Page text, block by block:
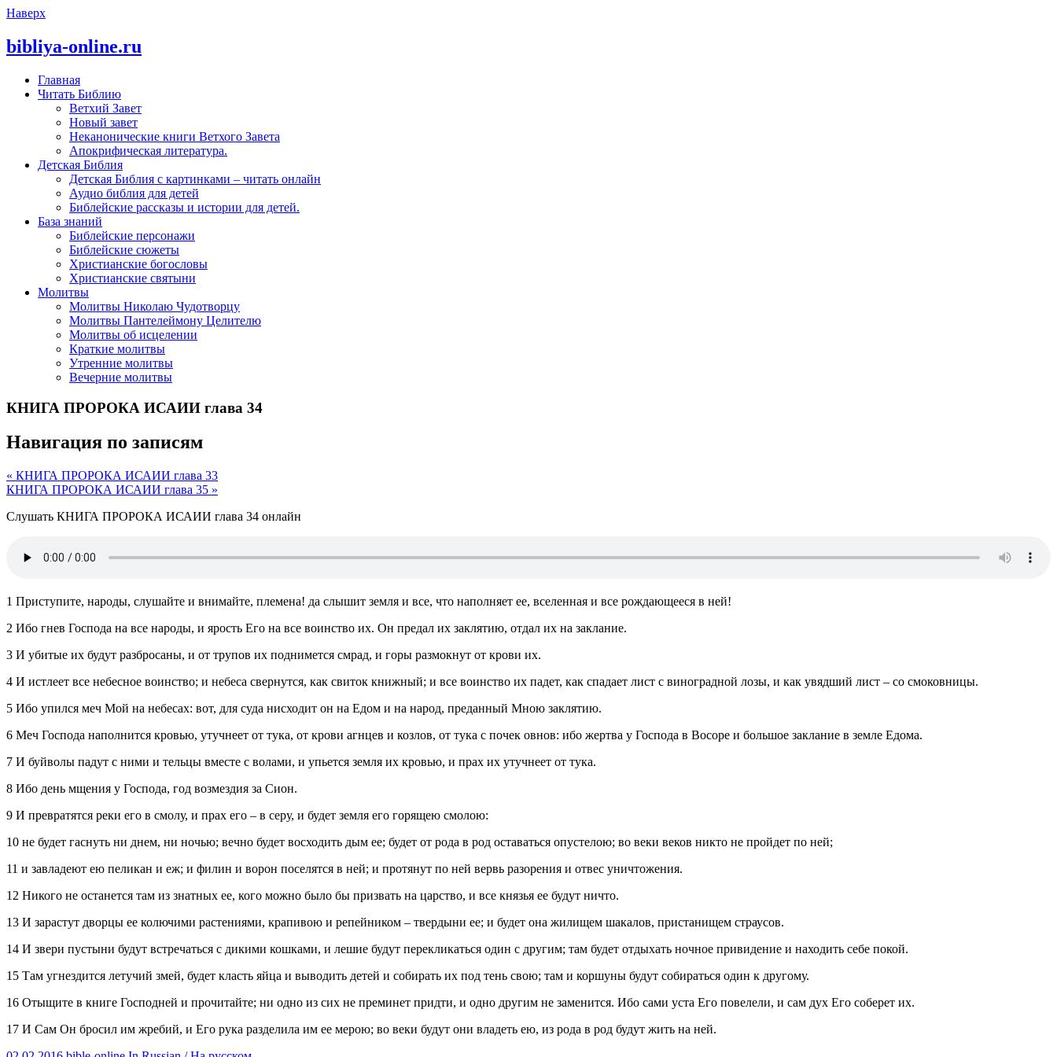
Наверх
bibliya-online.ru
Главная
Читать Библию
Ветхий Завет
Новый завет
Неканонические книги Ветхого Завета
Апокрифическая литература.
Детская Библия
Детская Библия с картинками – читать онлайн
Аудио библия для детей
Библейские рассказы и истории для детей.
База знаний
Библейские персонажи
Библейские сюжеты
Христианские богословы
Христианские святыни
Молитвы
Молитвы Николаю Чудотворцу
Молитвы Пантелеймону Целителю
Молитвы об исцелении
Краткие молитвы
Утренние молитвы
Вечерние молитвы
КНИГА ПРОРОКА ИСАИИ глава 34
Навигация по записям
« КНИГА ПРОРОКА ИСАИИ глава 33
КНИГА ПРОРОКА ИСАИИ глава 35 »
Слушать КНИГА ПРОРОКА ИСАИИ глава 34 онлайн
1 Приступите, народы, слушайте и внимайте, племена! да слышит земля и все, что наполняет ее, вселенная и все рождающееся в ней!
2 Ибо гнев Господа на все народы, и ярость Его на все воинство их. Он предал их заклятию, отдал их на заклание.
3 И убитые их будут разбросаны, и от трупов их поднимется смрад, и горы размокнут от крови их.
4 И истлеет все небесное воинство; и небеса свернутся, как свиток книжный; и все воинство их падет, как спадает лист с виноградной лозы, и как увядший лист – со смоковницы.
5 Ибо упился меч Мой на небесах: вот, для суда нисходит он на Едом и на народ, преданный Мною заклятию.
6 Меч Господа наполнится кровью, утучнеет от тука, от крови агнцев и козлов, от тука с почек овнов: ибо жертва у Господа в Восоре и большое заклание в земле Едома.
7 И буйволы падут с ними и тельцы вместе с волами, и упьется земля их кровью, и прах их утучнеет от тука.
8 Ибо день мщения у Господа, год возмездия за Сион.
9 И превратятся реки его в смолу, и прах его – в серу, и будет земля его горящею смолою:
10 не будет гаснуть ни днем, ни ночью; вечно будет восходить дым ее; будет от рода в род оставаться опустелою; во веки веков никто не пройдет по ней;
11 и завладеют ею пеликан и еж; и филин и ворон поселятся в ней; и протянут по ней вервь разорения и отвес уничтожения.
12 Никого не останется там из знатных ее, кого можно было бы призвать на царство, и все князья ее будут ничто.
13 И зарастут дворцы ее колючими растениями, крапивою и репейником – твердыни ее; и будет она жилищем шакалов, пристанищем страусов.
14 И звери пустыни будут встречаться с дикими кошками, и лешие будут перекликаться один с другим; там будет отдыхать ночное привидение и находить себе покой.
15 Там угнездится летучий змей, будет класть яйца и выводить детей и собирать их под тень свою; там и коршуны будут собираться один к другому.
16 Отыщите в книге Господней и прочитайте; ни одно из сих не преминет придти, и одно другим не заменится. Ибо сами уста Его повелели, и сам дух Его соберет их.
17 И Сам Он бросил им жребий, и Его рука разделила им ее мерою; во веки будут они владеть ею, из рода в род будут жить на ней.